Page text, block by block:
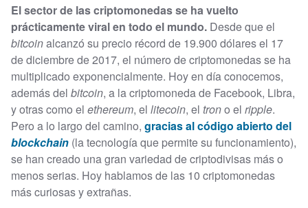
El sector de las criptomonedas se ha vuelto
prácticamente viral en todo el mundo. Desde que el
bitcoinalcanzó su precio récord de 19.900 dólares el 17
de diciembre de 2017, el número de criptomonedas se ha
multiplicado exponencialmente. Hoy en día conocemos,
además del bitcoin, a la criptomoneda de Facebook, Libra,
y otras como el ethereum, el litecoin, el trono el ripple.
Pero a lo largo del camino, gracias al código abierto del
blockchain (la tecnología que permite su funcionamiento),
se han creado una gran variedad de criptodivisas más o
menos serias. Hoy hablamos de las 10 criptomonedas
más curiosas y extrañas.